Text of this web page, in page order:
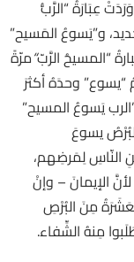
عِبَارَةُ “الرَّبُّ
و”يَسوعُ المَسيح”
“المسيحُ الرَّبّ“مرّةً
الاسْمُ “يسوع” وحدَهُ أكثرَ
يَسوعُ المسيح”
يسوعَ
النّاسِ لِمَرضِهم،
الإيمانَ – وإنْ
مِنَ البُرْصِ
مِنهُ الشِّفاء.